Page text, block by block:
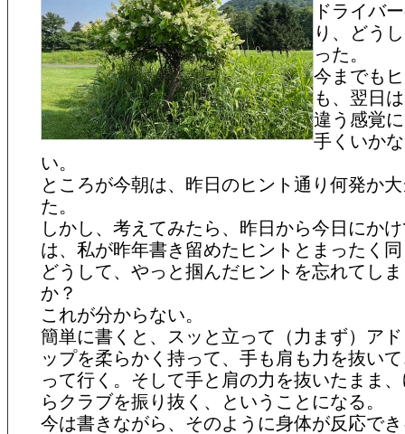
ドライバ
り、どう
った。
今までも
も、翌日
違う感覚
手くいか
い。
ところが今朝は、昨日のヒント通り何発か
た。
しかし、考えてみたら、昨日から今日にか
は、私が昨年書き留めたヒントとまったく
どうして、やっと掴んだヒントを忘れてし
か？
これが分からない。
簡単に書くと、スッと立って（力まず）ア
ップを柔らかく持って、手も肩も力を抜い
って行く。そして手と肩の力を抜いたまま
らクラブを振り抜く、ということになる。
今は書きながら、そのように身体が反応で